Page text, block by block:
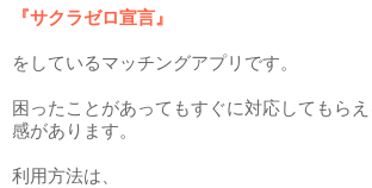
『サクラゼロ宣言』
をしているマッチングアプリです。
困ったことがあってもすぐに対応してもら
感があります。
利用方法は、